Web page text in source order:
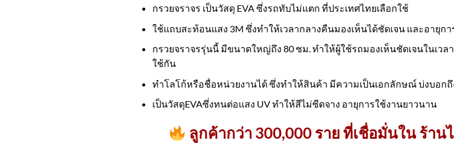
กรวยจราจร เป็นวัสดุ EVA ซึ่งรถทับไม่แตก ที่ประเทศไทยเลือกใช้
ใช้แถบสะท้อนแสง 3M ซึ่งทำให้เวลากลางคืนมองเห็นได้ชัดเจน และอายุก
กรวยจราจรรุ่นนี้ มีขนาดใหญ่ถึง 80 ซม. ทำให้ผู้ใช้รถมองเห็นชัดเจนในเว
ใช้กัน
ทำโลโก้หรือชื่อหน่วยงานได้ ซึ่งทำให้สินค้า มีความเป็นเอกลักษณ์ บ่งบอก
เป็นวัสดุEVAซึ่งทนต่อแสง UV ทำให้สีไม่ซีดจาง อายุการใช้งานยาวนาน
ลูกค้ากว่า 300,000 ราย ที่เชื่อมั่นใน ร้าน